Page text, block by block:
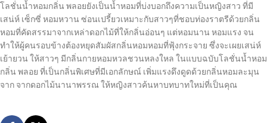
โลชั่นน้ำหอมกลิ่น พลอยยังเป็นน้ำหอมที่บ่งบอกถึงความเป็นหญิงสาว ที่มี
เสน่ห์ เซ็กซี่ หอมหวาน ซ่อนเปรี้ยวเหมาะกับสาวๆที่ชอบท่องราตรีด้วยกลิ่น
หอมที่คัดสรรมาจากเหล่าดอกไม้ที่ให้กลิ่นอ่อนๆ แต่หอมนาน หอมแรง จน
ทำให้ผู้คนรอบข้างต้องหยุดสัมผัสกลิ่นหอมหอมที่ฟุ้งกระจาย ซึ่งจะเผยเสน่ห์
เย้ายวน ให้สาวๆ มีกลิ่นกายหอมหวลชวนหลงใหล ในแบบฉบับโลชั่นน้ำหอม
กลิ่น พลอย ที่เป็นกลิ่นพิเศษที่มีเอกลักษณ์ เพิ่มแรงดึงดูดด้วยกลิ่นหอมละมุน
จาก จากดอกไม้นานาพรรณ ให้หญิงสาวค้นหาบทบาทใหม่ที่เป็นคุณ